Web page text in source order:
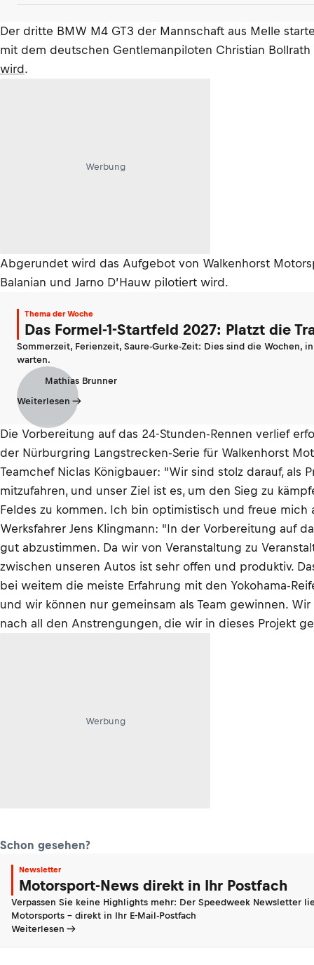
Der dritte BMW M4 GT3 der Mannschaft aus Melle
mit dem deutschen Gentlemanpiloten Christian
wird.
Werbung
Abgerundet wird das Aufgebot von Walkenhorst
Balanian und Jarno D’Hauw pilotiert wird.
Thema der Woche
Das Formel-1-Startfeld 2027: Platzt die
Sommerzeit, Ferienzeit, Saure-Gurke-Zeit: Dies sind die
warten.
Mathias Brunner
Weiterlesen
Die Vorbereitung auf das 24-Stunden-Rennen verlief
der Nürburgring Langstrecken-Serie für Walkenhorst
Teamchef Niclas Königbauer: "Wir sind stolz darauf,
mitzufahren, und unser Ziel ist es, um den Sieg zu
Feldes zu kommen. Ich bin optimistisch und freue mich
Werksfahrer Jens Klingmann: "In der Vorbereitung auf
gut abzustimmen. Da wir von Veranstaltung zu
zwischen unseren Autos ist sehr offen und produktiv.
bei weitem die meiste Erfahrung mit den Yokohama-
und wir können nur gemeinsam als Team gewinnen.
nach all den Anstrengungen, die wir in dieses Projekt
Werbung
Schon gesehen?
Newsletter
Motorsport-News direkt in Ihr Postfach
Verpassen Sie keine Highlights mehr: Der Speedweek Newsletter
Motorsports - direkt in Ihr E-Mail-Postfach
Weiterlesen